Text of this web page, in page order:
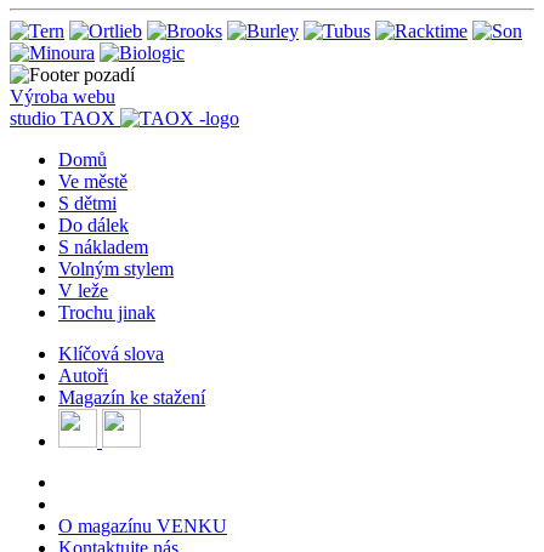
Výroba webu
studio TAOX
Domů
Ve městě
S dětmi
Do dálek
S nákladem
Volným stylem
V leže
Trochu jinak
Klíčová slova
Autoři
Magazín ke stažení
O magazínu VENKU